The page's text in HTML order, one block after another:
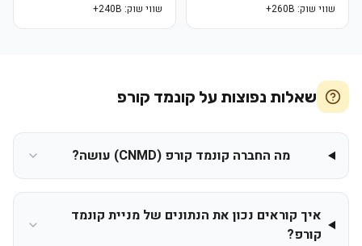
שווי שוק: 260B+ שווי שוק: 240B+
שאלות נפוצות על קונמד קורפ
מה החברה קונמד קורפ (CNMD) עושה?
איך קוראים נכון את הנתונים של מניית קונמד
קורפ?